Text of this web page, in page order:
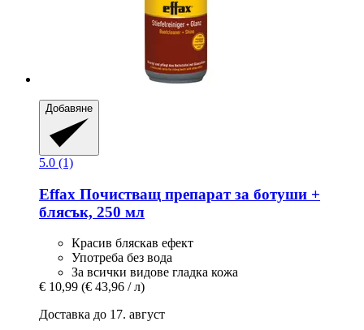
Добавяне
5.0 (1)
Effax Почистващ препарат за ботуши +
блясък, 250 мл
Красив бляскав ефект
Употреба без вода
За всички видове гладка кожа
€ 10,99 (€ 43,96 / л)
Доставка до 17. август